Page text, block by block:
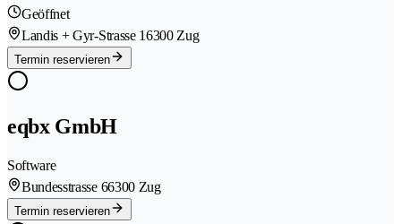
Geöffnet
Landis + Gyr-Strasse 16300 Zug
Termin reservieren
eqbx GmbH
Software
Bundesstrasse 66300 Zug
Termin reservieren